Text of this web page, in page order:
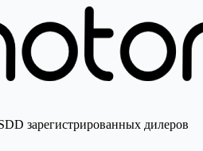
зарегистрированных дилеров